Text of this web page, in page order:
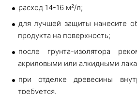
расход 14-16 м²/л;
для лучшей защиты нанесите
продукта на поверхность;
после грунта-изолятора
акриловыми или алкидными
при отделке древесины
требуется.